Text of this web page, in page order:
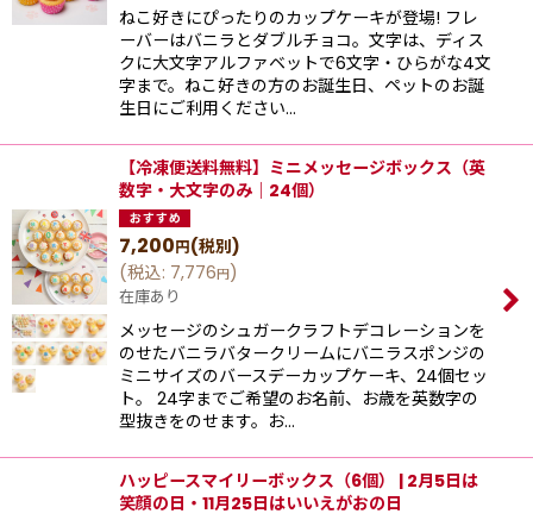
ねこ好きにぴったりのカップケーキが登場! フレ
ーバーはバニラとダブルチョコ。文字は、ディス
クに大文字アルファベットで6文字・ひらがな4文
字まで。ねこ好きの方のお誕生日、ペットのお誕
生日にご利用ください…
【冷凍便送料無料】ミニメッセージボックス（英
数字・大文字のみ｜24個）
7,200円(税別)
(税込: 7,776円)
在庫あり
メッセージのシュガークラフトデコレーションを
のせたバニラバタークリームにバニラスポンジの
ミニサイズのバースデーカップケーキ、24個セッ
ト。 24字までご希望のお名前、お歳を英数字の
型抜きをのせます。お…
ハッピースマイリーボックス（6個） | 2月5日は
笑顔の日・11月25日はいいえがおの日